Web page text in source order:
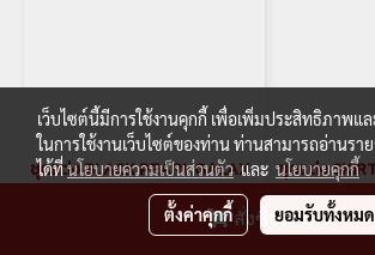
สั่งซื้อสินค้า
ชุดแต่ง BLACK PEARL GALAXI LITE ชุดแต่ง alphard ปี 2018-2022 ALPHARD BODY KITS ชุดแต่งแบล็คเพิร์ล ของแต่งอัลพาร์ด Alphard Accessories japan style galaxilite
เว็บไซต์นี้มีการใช้งานคุกกี้ เพื่อเพิ่มประสิทธิภาพ
ในการใช้งานเว็บไซต์ของท่าน ท่านสามารถอ่านรา
ได้ที่นโยบายความเป็นส่วนตัวและ นโยบายคุกกี้
ตั้งค่าคุกกี้ ยอมรับทั้งหมด